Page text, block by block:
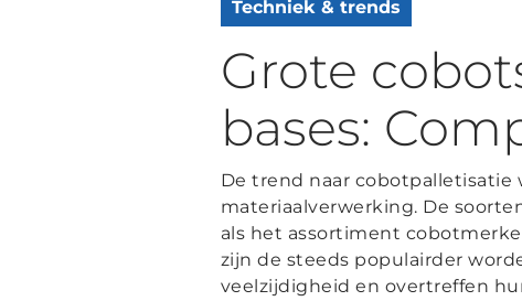
Techniek & trends
Grote
bases:
De trend naar cobotpalletisatie
materiaalverwerking. De
als het assortiment
zijn de steeds populairder
veelzijdigheid en overtreffen